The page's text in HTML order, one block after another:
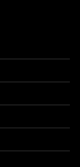
味にしかな
の背後に広が
ストの特有の
なる。消費者や
ートの価値を
なる。本書を
行って商品をチ
く、単純に商